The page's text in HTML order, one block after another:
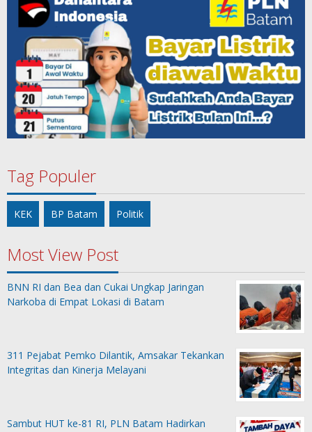
Tag Populer
KEK BP Batam Politik
Most View Post
BNN RI dan Bea dan Cukai Ungkap Jaringan
Narkoba di Empat Lokasi di Batam
311 Pejabat Pemko Dilantik, Amsakar Tekankan
Integritas dan Kinerja Melayani
Sambut HUT ke-81 RI, PLN Batam Hadirkan